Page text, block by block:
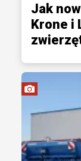
Jak
Krone i